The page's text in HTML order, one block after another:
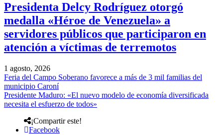
Presidenta Delcy Rodríguez otorgó
medalla «Héroe de Venezuela» a
servidores públicos que participaron en
atención a víctimas de terremotos
1 agosto, 2026
Feria del Campo Soberano favorece a más de 3 mil familias del
municipio Caroní
Presidente Maduro: «El nuevo modelo de economía diversificada
necesita el esfuerzo de todos»
¡Compartir este!
Facebook